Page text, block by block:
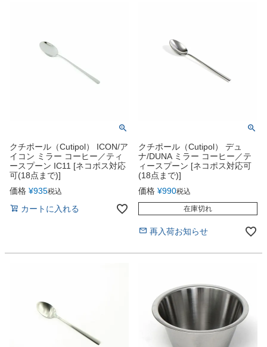
クチポール（Cutipol） ICON/ア
イコン ミラー コーヒー／ティ
ースプーン IC11 [ネコポス対応
可(18点まで)]
価格 ¥935税込
カートに入れる
クチポール（Cutipol） デュ
ナ/DUNA ミラー コーヒー／テ
ィースプーン [ネコポス対応可
(18点まで)]
価格 ¥990税込
在庫切れ
再入荷お知らせ